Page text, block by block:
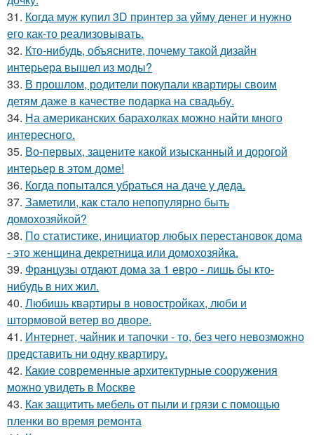
31. Когда муж купил 3D принтер за уйму денег и нужно
его как-то реализовывать.
32. Кто-нибудь, объясните, почему такой дизайн
интерьера вышел из моды?
33. В прошлом, родители покупали квартиры своим
детям даже в качестве подарка на свадьбу.
34. На американских барахолках можно найти много
интересного.
35. Во-первых, зацените какой изысканный и дорогой
интерьер в этом доме!
36. Когда попытался убраться на даче у деда.
37. Заметили, как стало непопулярно быть
домохозяйкой?
38. По статистике, инициатор любых перестановок дома
- это женщина декретница или домохозяйка.
39. Французы отдают дома за 1 евро - лишь бы кто-
нибудь в них жил.
40. Любишь квартиры в новостройках, люби и
штормовой ветер во дворе.
41. Интернет, чайник и тапочки - то, без чего невозможно
представить ни одну квартиру.
42. Какие современные архитектурные сооружения
можно увидеть в Москве
43. Как защитить мебель от пыли и грязи с помощью
пленки во время ремонта